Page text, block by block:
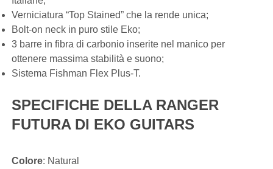
Verniciatura “Top Stained” che la rende unica;
Bolt-on neck in puro stile Eko;
3 barre in fibra di carbonio inserite nel manico per
ottenere massima stabilità e suono;
Sistema Fishman Flex Plus-T.
SPECIFICHE DELLA RANGER
FUTURA DI EKO GUITARS
Colore: Natural